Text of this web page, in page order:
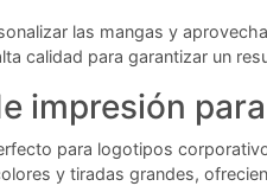
las mangas y
calidad para garantizar un
impresión
para logotipos
y tiradas grandes,